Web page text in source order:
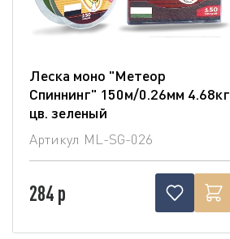
Леска моно "Метеор
Спиннинг" 150м/0.26мм 4.68кг
цв. зеленый
Артикул ML-SG-026
284 р